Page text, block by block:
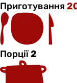
Приготування
Порції2